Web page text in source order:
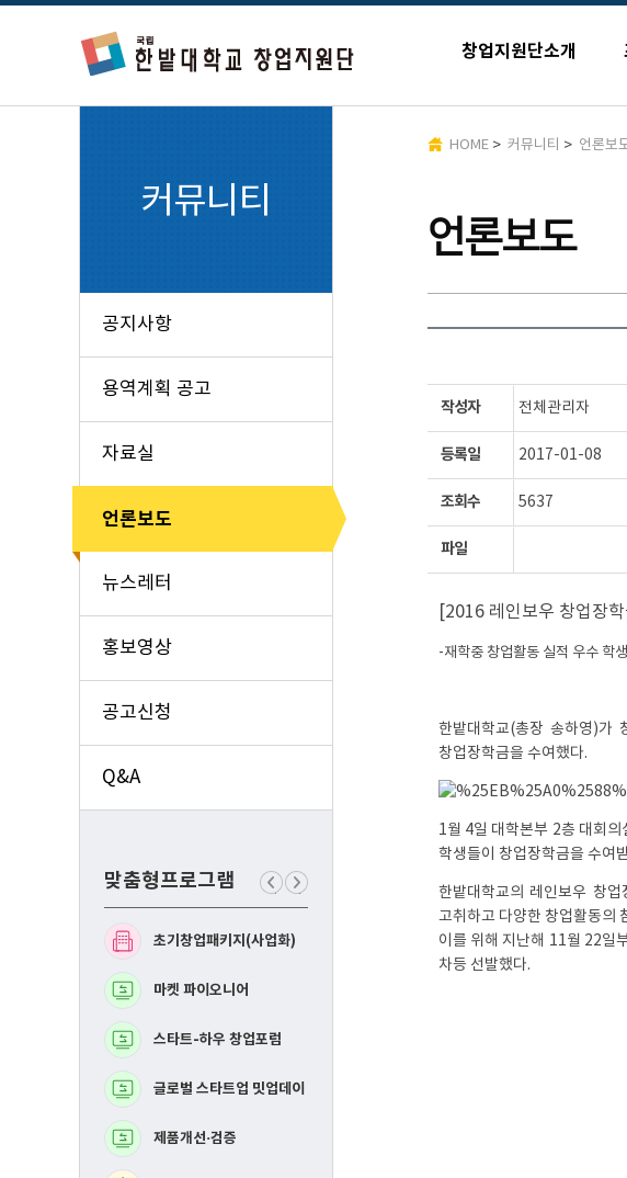
창업지원단소개
커뮤니티
공지사항
용역계획 공고
자료실
언론보도
뉴스레터
홍보영상
공고신청
Q&A
맞춤형프로그램
맞
춤
맞
춤
초기창업패키지(사업화)
마켓 파이오니어
스타트-하우 창업포럼
글로벌 스타트업 밋업데이
제품개선·검증
예비창업패키지(사업화)
언론보도
HOME> 커뮤니티 > 언론보
작성자 전체관리자
등록일 2017-01-08
조회수 5637
파일
[2016 레인보우 창업장
-재학중 창업활동 실적 우수 학
한밭대학교(총장 송하영)가
창업장학금을 수여했다.
1월 4일 대학본부 2층 대회
학생들이 창업장학금을 수여
한밭대학교의 레인보우 창
고취하고 다양한 창업활동의
이를 위해 지난해 11월 22일
차등 선발했다.